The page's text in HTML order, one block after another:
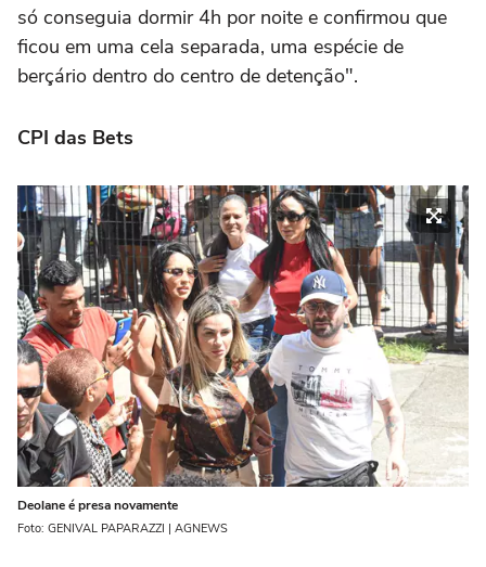
só conseguia dormir 4h por noite e confirmou que
ficou em uma cela separada, uma espécie de
berçário dentro do centro de detenção".
CPI das Bets
Deolane é presa novamente
Foto: GENIVAL PAPARAZZI | AGNEWS